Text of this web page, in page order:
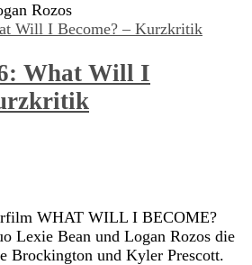
Rozos
What Will I
WHAT WILL I BECOME?
Lexie Bean und Logan Rozos die
Brockington und Kyler Prescott.